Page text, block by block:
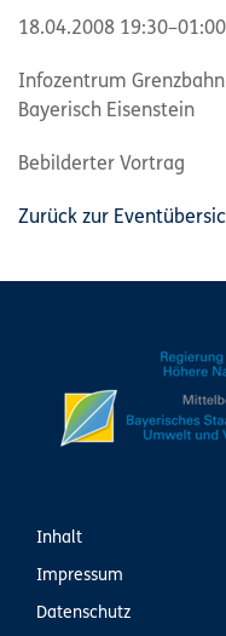
18.04.2008 19:30–01:00
Infozentrum
Bayerisch Eisenstein
Bebilderter Vortrag
Zurück zur
Inhalt
Impressum
Datenschutz